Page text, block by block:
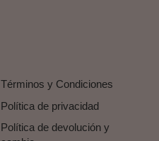
Términos y Condiciones
Política de privacidad
Política de devolución y